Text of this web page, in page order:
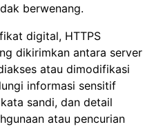
berwenang.
digital, HTTPS
dikirimkan antara server
atau dimodifikasi
informasi sensitif
sandi, dan detail
atau pencurian